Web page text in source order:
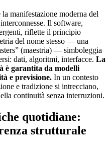
manifestazione moderna del
Il software,
riflette il principio
del nome stesso — una
(maestria) — simboleggia
dati, algoritmi, interfacce. La
è garantita da modelli
e previsione. In un contesto
e tradizione si intrecciano,
continuità senza interruzioni.
quotidiane:
strutturale